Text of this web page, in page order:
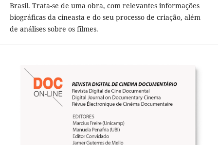
Brasil. Trata-se de uma obra, com relevantes informações
biográficas da cineasta e do seu processo de criação, além
de análises sobre os filmes.